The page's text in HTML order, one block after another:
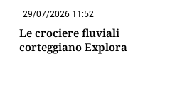
29/07/2026 11:52
Le crociere fluviali
corteggiano Explora